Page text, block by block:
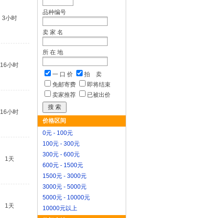
品种编号
卖 家 名
所 在 地
一 口 价
拍 卖
免邮寄费
即将结束
卖家推荐
已被出价
价格区间
0元 - 100元
100元 - 300元
300元 - 600元
600元 - 1500元
1500元 - 3000元
3000元 - 5000元
5000元 - 10000元
10000元以上
3小时
16小时
16小时
1天
1天